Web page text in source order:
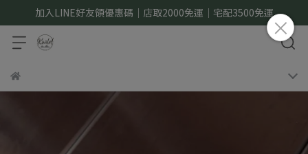
加入LINE好友領優惠碼｜店取2000免運｜宅配3500免運